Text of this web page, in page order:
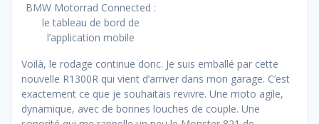
BMW Motorrad Connected :
le tableau de bord de
l’application mobile
Voilà, le rodage continue donc. Je suis emballé par cette
nouvelle R1300R qui vient d’arriver dans mon garage. C’est
exactement ce que je souhaitais revivre. Une moto agile,
dynamique, avec de bonnes louches de couple. Une